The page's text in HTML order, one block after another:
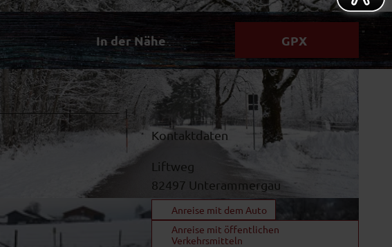
In der Nähe GPX
Kontaktdaten
Liftweg
82497 Unterammergau
Anreise mit dem Auto
Anreise mit öffentlichen
Verkehrsmitteln